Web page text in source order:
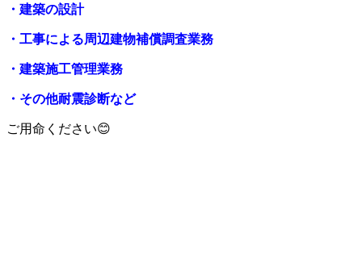
・建築の設計
・工事による周辺建物補償調査業務
・建築施工管理業務
・その他耐震診断など
ご用命ください😊